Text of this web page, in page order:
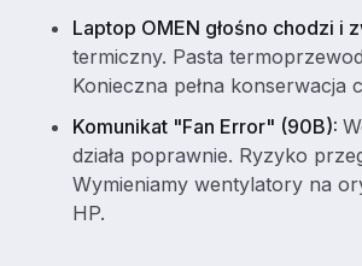
Laptop OMEN głośno chodzi i
termiczny. Pasta
Konieczna pełna konserwacja
Komunikat "Fan Error" (90B):
działa poprawnie. Ryzyko
Wymieniamy wentylatory na
HP.